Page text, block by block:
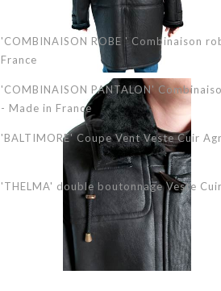
'COMBINAISON ROBE ' Combinaison
France
'COMBINAISON PANTALON'
- Made in France
'BALTIMORE' Coupe Vent Veste Cuir
'THELMA' double boutonnage Veste
'ERIKA 3/4' Veste Cuir Agneau Femme